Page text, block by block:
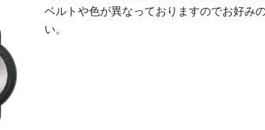
ベルトや色が異なっておりますのでお好み
い。